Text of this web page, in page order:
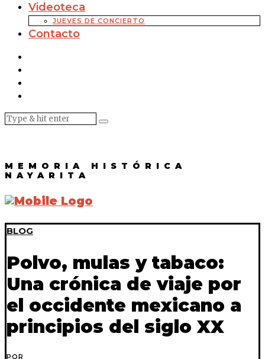
Videoteca
JUEVES DE CONCIERTO
Contacto
MEMORIA HISTÓRICA
NAYARITA
BLOG
Polvo, mulas y tabaco:
Una crónica de viaje por
el occidente mexicano a
principios del siglo XX
POR